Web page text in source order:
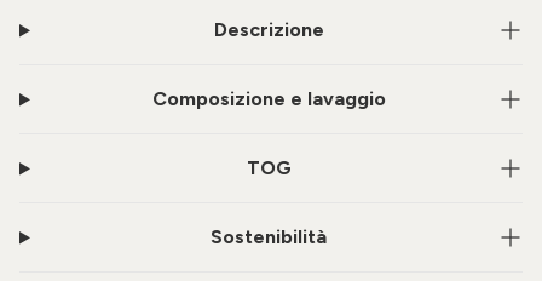
Descrizione
Composizione e lavaggio
TOG
Sostenibilità